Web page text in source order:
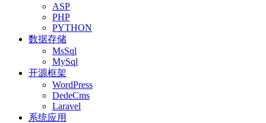
ASP
PHP
PYTHON
数据存储
MsSql
MySql
开源框架
WordPress
DedeCms
Laravel
系统应用